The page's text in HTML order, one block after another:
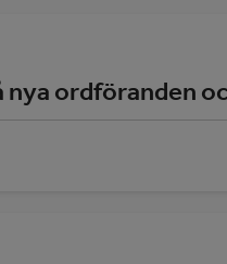
nya ordföranden